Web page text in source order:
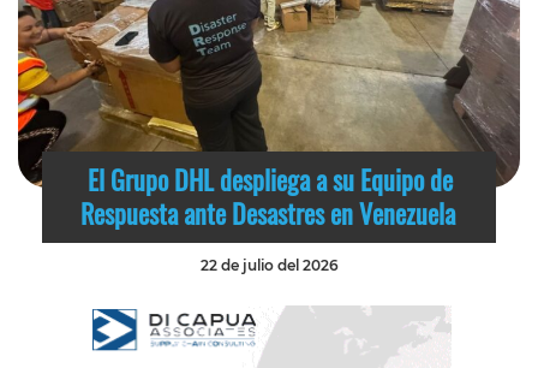
El Grupo DHL despliega a su Equipo de
Respuesta ante Desastres en Venezuela
22 de julio del 2026